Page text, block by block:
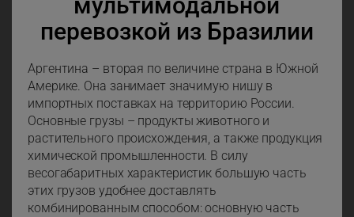
перевозкой из Бразилии
Аргентина – вторая по величине страна в Южной
Америке. Она занимает значимую нишу в
импортных поставках на территорию России.
Основные грузы – продукты животного и
растительного происхождения, а также продукция
химической промышленности. В силу
весогабаритных характеристик большую часть
этих грузов удобнее доставлять
комбинированным способом: основную часть